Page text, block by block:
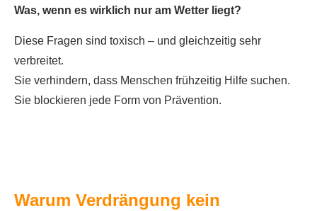
Was, wenn es wirklich nur am Wetter liegt?
Diese Fragen sind toxisch – und gleichzeitig sehr
verbreitet.
Sie verhindern, dass Menschen frühzeitig Hilfe suchen.
Sie blockieren jede Form von Prävention.
Warum Verdrängung kein